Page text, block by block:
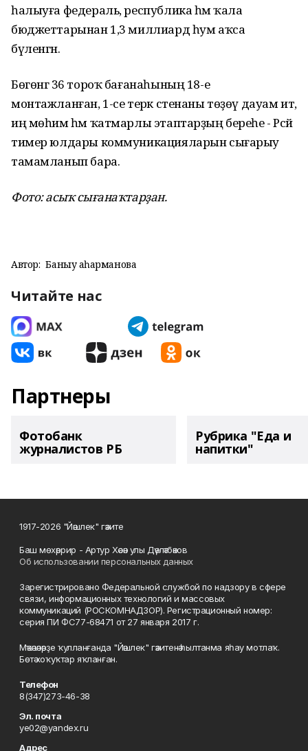
һалыуға федераль, республика һәм ҡала
бюджеттарынан 1,3 миллиард һум аҡса
бүленгән.
Бөгөнгә 36 тороҡ бағанаһының 18-е
монтажланған, 1-се терәк стенаны төҙөү дауам итә,
иң мөһим һәм ҡатмарлы этаптарҙың береһе - Рәсәй
тимер юлдары коммуникацияларын сығарыу
тамамланып бара.
Фото: асыҡ сығанаҡтарҙан.
Автор: Баныу Ҡаһарманова
Читайте нас
Партнеры
Фотобанк
журналистов РБ
Рубрика "Еда и
напитки"
1917-2026 "Йәшлек" гәзите
Баш мөхәррир - Артур Хәсән улы Дәүләтбәков
Об использовании персональных данных
Зарегистрировано Федеральной службой по надзору в сфере
связи, информационных технологий и массовых
коммуникаций (РОСКОМНАДЗОР). Регистрационный номер:
серия ПИ ФС77-68471 от 27 января 2017 г.
Мәҡәләләрҙе ҡулланғанда "Йәшлек" гәзитенә һылтанма яһау мотлаҡ.
Бөтә хоҡуҡтар яҡланған.
Телефон
8(347)273-46-38
Эл. почта
ye02@yandex.ru
Адрес